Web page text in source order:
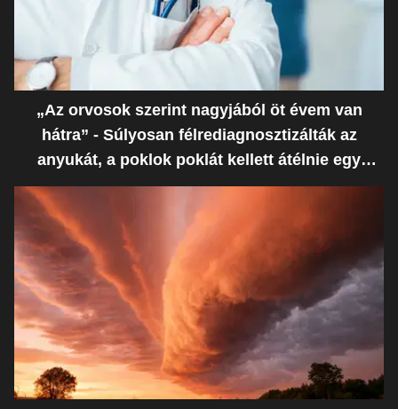
„Az orvosok szerint nagyjából öt évem van
hátra” - Súlyosan félrediagnosztizálták az
anyukát, a poklok poklát kellett átélnie egy
ostoba hiba miatt